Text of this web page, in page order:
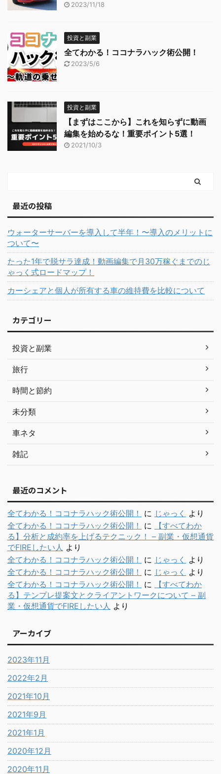
2023/11/18
投資と副業
全てわかる！ココナラハック術公開！
2023/5/6
投資と副業
【まずはここから】これを知らずに動画
編集を始めるな！重要ポイント5選！
2021/10/3
最近の投稿
ウォーターサーバーを導入して半年！〜導入のメリットに
ついて〜
たった1年で脱サラ達成！動画編集で月30万稼ぐまでのじ
ゃっく式ロードマップ！
カーシェアと個人が所有する車の維持費を比較について
カテゴリー
投資と副業
旅行
時間と節約
未分類
車ネタ
雑記
最近のコメント
全てわかる！ココナラハック術公開！ に じゃっく
より
全てわかる！ココナラハック術公開！
に
【すべてわか
る】分析と成約率を上げるテクニック！ – 副業・仮想通貨
でFIREしたい人 より
全てわかる！ココナラハック術公開！
に じゃっく
より
全てわかる！ココナラハック術公開！
に じゃっく
より
全てわかる！ココナラハック術公開！
に
【すべてわか
る】テンプレ提案文とクライアントワークについて – 副
業・仮想通貨でFIREしたい人 より
アーカイブ
2023年11月
2022年2月
2021年10月
2021年9月
2021年1月
2020年12月
2020年11月